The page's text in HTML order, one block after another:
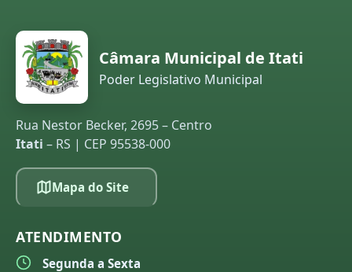
Câmara Municipal de Itati
Poder Legislativo Municipal
Rua Nestor Becker, 2695 – Centro
Itati – RS | CEP 95538-000
Mapa do Site
ATENDIMENTO
Segunda a Sexta